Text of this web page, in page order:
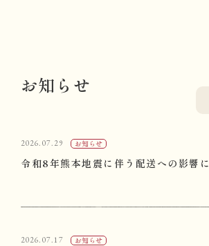
お知らせ
2026.07.29 お知らせ
令和8年熊本地震に伴う配送への影響
2026.07.17 お知らせ